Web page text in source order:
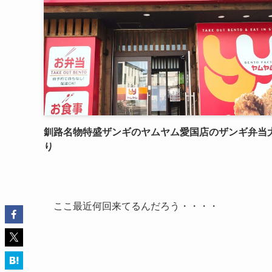
釧路名物特盛ザンギのヤムヤム愛国店のザンギ弁当
り
ここ最近何回来てるんだろう・・・・